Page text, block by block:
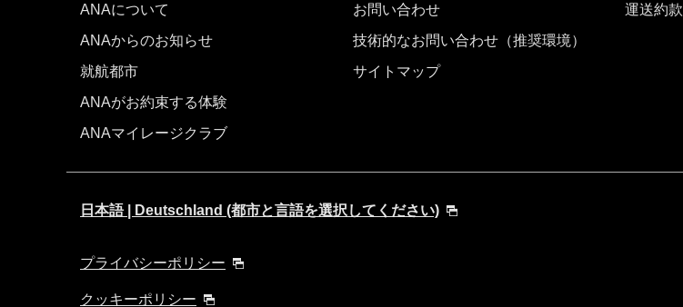
ANAについて
ANAからのお知らせ
就航都市
ANAがお約束する体験
ANAマイレージクラブ
お問い合わせ
技術的なお問い合わせ（推奨環境）
サイトマップ
運送約款
日本語 | Deutschland (都市と言語を選択してください)
プライバシーポリシー
クッキーポリシー